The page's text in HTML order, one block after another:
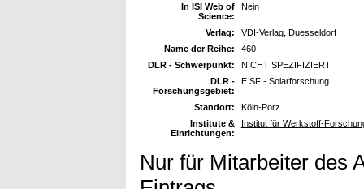
In ISI Web of
Science:
Nein
Verlag:
VDI-Verlag, Duesseldorf
Name der Reihe:
460
DLR - Schwerpunkt:
NICHT SPEZIFIZIERT
DLR -
Forschungsgebiet:
E SF - Solarforschung
Standort:
Köln-Porz
Institute &
Einrichtungen:
Institut für Werkstoff-
Nur für Mitarbeiter des